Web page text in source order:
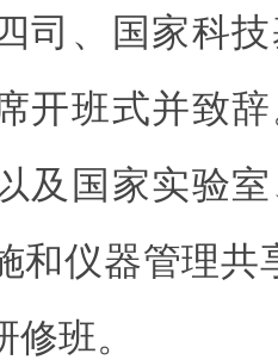
、国家科技
开班式并致
及国家实验
和仪器管理共
班。